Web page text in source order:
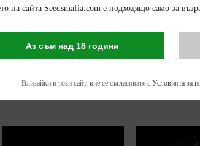
CANNABIS SEEDS IN UNGHENI
на сайта Seedsmafia.com е подходящо само за
Аз съм над 18 години
Влизайки в този сайт, вие се съгласявате с Условията за